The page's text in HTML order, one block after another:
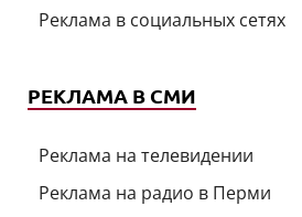
Реклама в социальных сетях
РЕКЛАМА В СМИ
Реклама на телевидении
Реклама на радио в Перми